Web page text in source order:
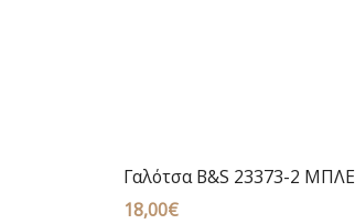
Γαλότσα B&S 23373-2 ΜΠΛΕ
18,00€